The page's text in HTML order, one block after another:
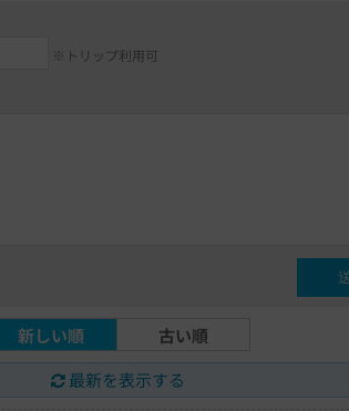
※トリップ利用可
新しい順
古い順
最新を表示する